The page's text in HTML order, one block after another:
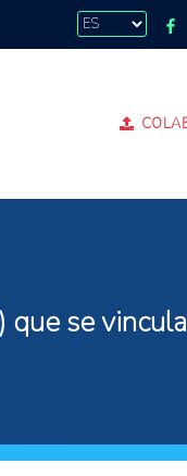
se